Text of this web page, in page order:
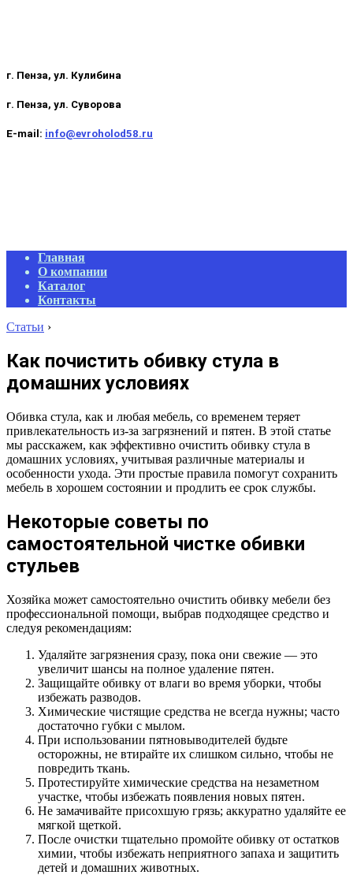
г. Пенза, ул. Кулибина
г. Пенза, ул. Суворова
E-mail: info@evroholod58.ru
Primary
Navigation
Menu
Главная
О компании
Каталог
Контакты
Статьи ›
Как почистить обивку стула в
домашних условиях
Обивка стула, как и любая мебель, со временем теряет
привлекательность из-за загрязнений и пятен. В этой статье
мы расскажем, как эффективно очистить обивку стула в
домашних условиях, учитывая различные материалы и
особенности ухода. Эти простые правила помогут сохранить
мебель в хорошем состоянии и продлить ее срок службы.
Некоторые советы по
самостоятельной чистке обивки
стульев
Хозяйка может самостоятельно очистить обивку мебели без
профессиональной помощи, выбрав подходящее средство и
следуя рекомендациям:
Удаляйте загрязнения сразу, пока они свежие — это
увеличит шансы на полное удаление пятен.
Защищайте обивку от влаги во время уборки, чтобы
избежать разводов.
Химические чистящие средства не всегда нужны; часто
достаточно губки с мылом.
При использовании пятновыводителей будьте
осторожны, не втирайте их слишком сильно, чтобы не
повредить ткань.
Протестируйте химические средства на незаметном
участке, чтобы избежать появления новых пятен.
Не замачивайте присохшую грязь; аккуратно удаляйте ее
мягкой щеткой.
После очистки тщательно промойте обивку от остатков
химии, чтобы избежать неприятного запаха и защитить
детей и домашних животных.